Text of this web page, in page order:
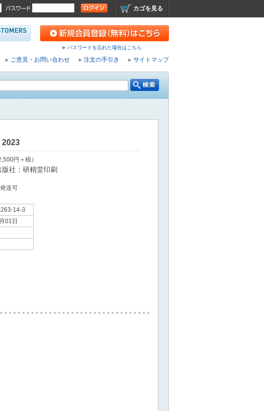
カゴを見る
パスワードを忘れた場合はこちら
ご意見・お問い合わせ 注文の手引き サイトマップ
2023
円＋税）
社：研精堂印刷
送可
14-3
01日